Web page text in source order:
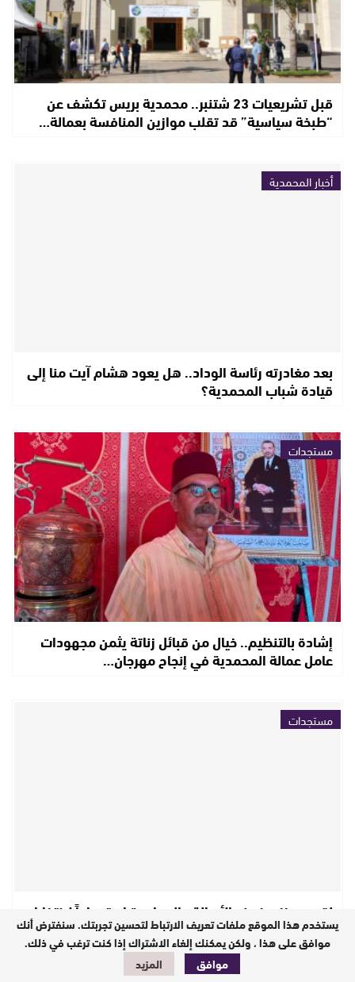
قبل تشريعيات 23 شتنبر.. محمدية بريس تكشف عن
“طبخة سياسية” قد تقلب موازين المنافسة بعمالة…
أخبار المحمدية
بعد مغادرته رئاسة الوداد.. هل يعود هشام آيت منا إلى
قيادة شباب المحمدية؟
مستجدات
إشادة بالتنظيم.. خيال من قبائل زناتة يثمن مجهودات
عامل عمالة المحمدية في إنجاح مهرجان…
مستجدات
لقجع يعزز صفوف الأصالة والمعاصرة استعداداً لانتخابات
2026.. وترشيحه بدائرة بركان يلوح في…
يستخدم هذا الموقع ملفات تعريف الارتباط لتحسين تجربتك. سنفترض أنك
موافق على هذا ، ولكن يمكنك إلغاء الاشتراك إذا كنت ترغب في ذلك.
موافق
المزيد